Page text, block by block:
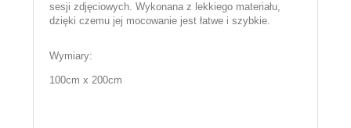
sesji zdjęciowych. Wykonana z lekkiego materiału,
dzięki czemu jej mocowanie jest łatwe i szybkie.
Wymiary:
100cm x 200cm